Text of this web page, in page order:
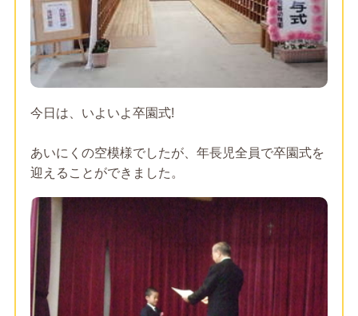
今日は、いよいよ卒園式!
あいにくの空模様でしたが、年長児全員で卒園式を
迎えることができました。